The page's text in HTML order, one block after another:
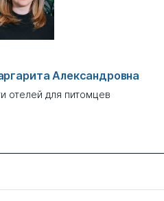
Александровна
отелей для питомцев